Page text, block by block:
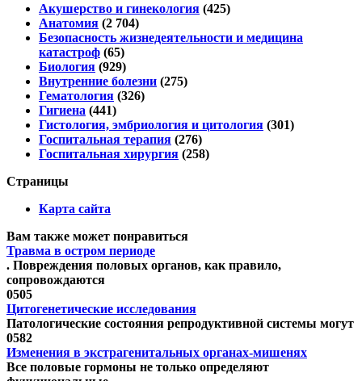
Акушерство и гинекология (425)
Анатомия (2 704)
Безопасность жизнедеятельности и медицина
катастроф (65)
Биология (929)
Внутренние болезни (275)
Гематология (326)
Гигиена (441)
Гистология, эмбриология и цитология (301)
Госпитальная терапия (276)
Госпитальная хирургия (258)
Страницы
Карта сайта
Вам также может понравиться
Травма в остром периоде
. Повреждения половых органов, как правило,
сопровождаются
0505
Цитогенетические исследования
Патологические состояния репродуктивной системы могут
0582
Изменения в экстрагенитальных органах-мишенях
Все половые гормоны не только определяют